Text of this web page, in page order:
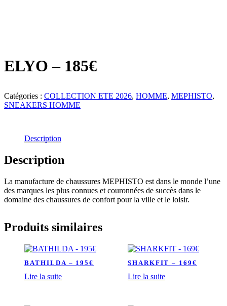
ELYO – 185€
Catégories : COLLECTION ETE 2026, HOMME, MEPHISTO,
SNEAKERS HOMME
Description
Description
La manufacture de chaussures MEPHISTO est dans le monde l’une
des marques les plus connues et couronnées de succès dans le
domaine des chaussures de confort pour la ville et le loisir.
Produits similaires
BATHILDA – 195€
Lire la suite
SHARKFIT – 169€
Lire la suite